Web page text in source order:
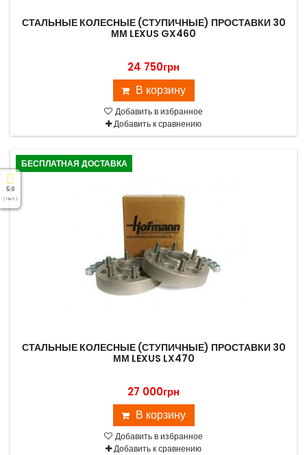
СТАЛЬНЫЕ КОЛЕСНЫЕ (СТУПИЧНЫЕ) ПРОСТАВКИ 30
ММ LEXUS GX460
24 750грн
В корзину
Добавить в избранное
Добавить к сравнению
БЕСПЛАТНАЯ ДОСТАВКА
СТАЛЬНЫЕ КОЛЕСНЫЕ (СТУПИЧНЫЕ) ПРОСТАВКИ 30
ММ LEXUS LX470
27 000грн
В корзину
Добавить в избранное
Добавить к сравнению
5.0
( На 5 )